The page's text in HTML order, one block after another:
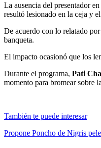
La ausencia del presentador
resultó lesionado en la ceja y
De acuerdo con lo relatado
banqueta.
El impacto ocasionó que los
Durante el programa, Pati
momento para bromear sobre
También te puede interesar
Propone Poncho de Nigris